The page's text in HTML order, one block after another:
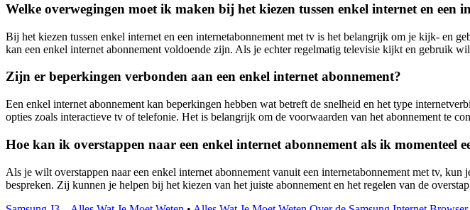
Welke overwegingen moet ik maken bij het kiezen tussen enkel internet en een
Bij het kiezen tussen enkel internet en een internetabonnement met tv is het belangrijk om je kijk- en
kan een enkel internet abonnement voldoende zijn. Als je echter regelmatig televisie kijkt en gebruik
Zijn er beperkingen verbonden aan een enkel internet abonnement?
Een enkel internet abonnement kan beperkingen hebben wat betreft de snelheid en het type
opties zoals interactieve tv of telefonie. Het is belangrijk om de voorwaarden van het abonnement te
Hoe kan ik overstappen naar een enkel internet abonnement als ik momenteel
Als je wilt overstappen naar een enkel internet abonnement vanuit een internetabonnement met tv,
bespreken. Zij kunnen je helpen bij het kiezen van het juiste abonnement en het regelen van de